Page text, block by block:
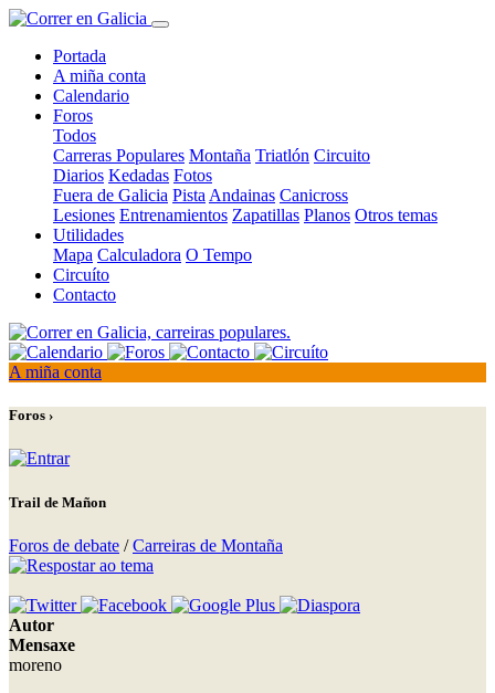
Portada
A miña conta
Calendario
Foros
Todos
Carreras Populares Montaña Triatlón Circuito
Diarios Kedadas Fotos
Fuera de Galicia Pista Andainas Canicross
Lesiones Entrenamientos Zapatillas Planos Otros temas
Utilidades
Mapa Calculadora O Tempo
Circuíto
Contacto
A miña conta
Foros ›
Trail de Mañon
Foros de debate /Carreiras de Montaña
Autor
Mensaxe
moreno